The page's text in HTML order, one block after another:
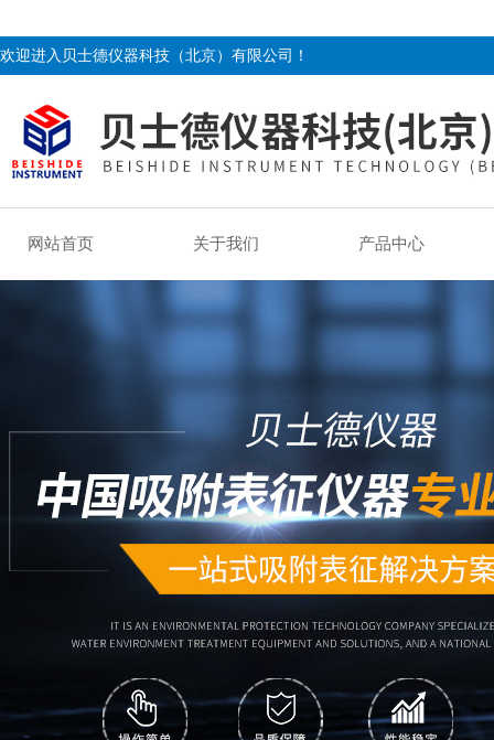
欢迎进入贝士德仪器科技（北京）有限公司！
网站首页 关于我们 产品中心